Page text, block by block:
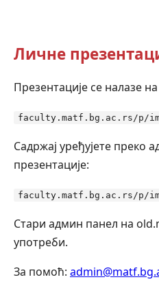
Личне
Презентације се налазе
faculty.matf.bg.ac.rs/p/
Садржај уређујете преко
презентације:
faculty.matf.bg.ac.rs/p/
Стари админ панел на
употреби.
За помоћ: